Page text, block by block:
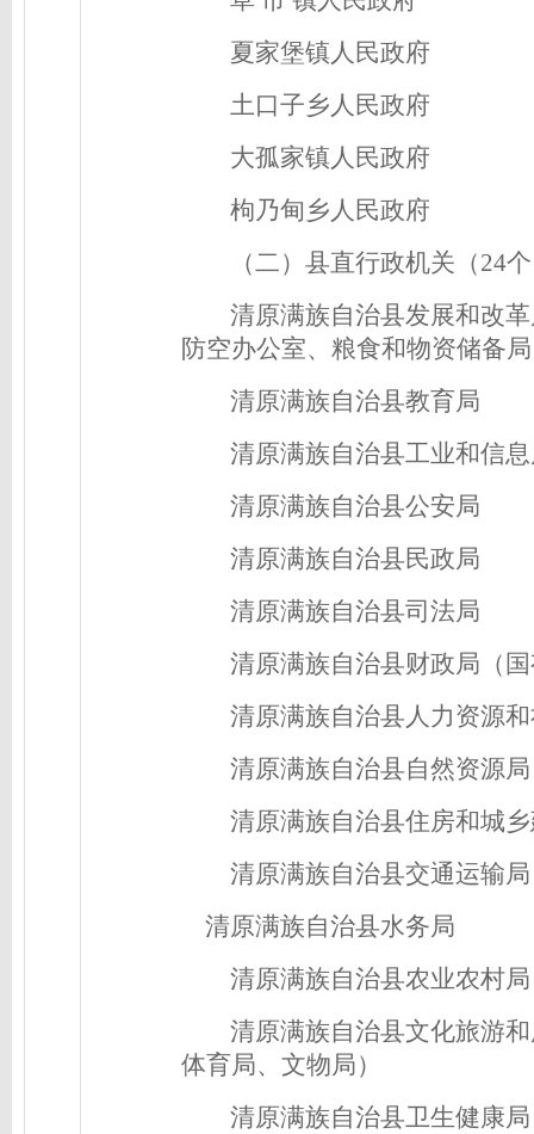
夏家堡镇人民政府
土口子乡人民政府
大孤家镇人民政府
枸乃甸乡人民政府
（二）县直行政机关（24
清原满族自治县发展和改
防空办公室、粮食和物资储备
清原满族自治县教育局
清原满族自治县工业和信
清原满族自治县公安局
清原满族自治县民政局
清原满族自治县司法局
清原满族自治县财政局（
清原满族自治县人力资源
清原满族自治县自然资源局
清原满族自治县住房和城
清原满族自治县交通运输
清原满族自治县水务局
清原满族自治县农业农村
清原满族自治县文化旅游
体育局、文物局）
清原满族自治县卫生健康